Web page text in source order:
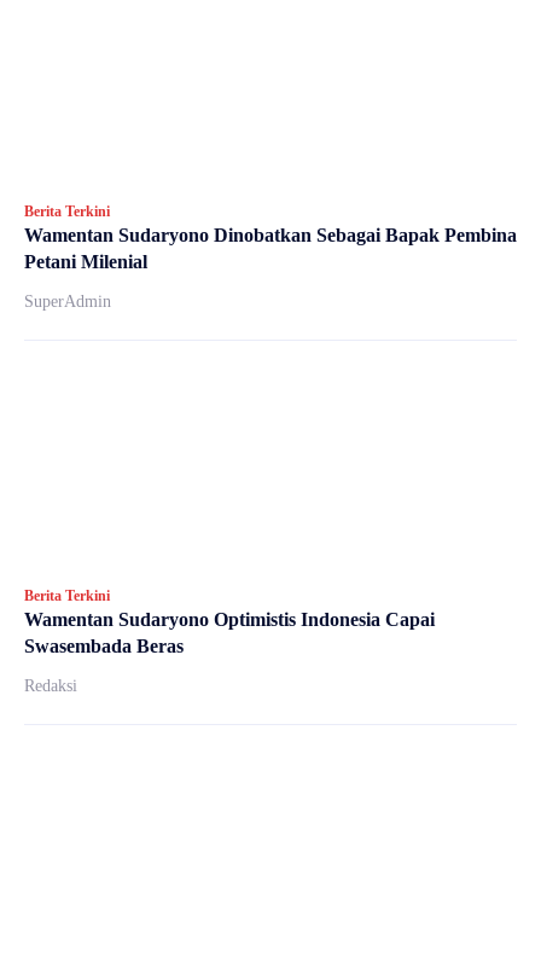
Berita Terkini
Wamentan Sudaryono Dinobatkan Sebagai Bapak Pembina
Petani Milenial
SuperAdmin
Berita Terkini
Wamentan Sudaryono Optimistis Indonesia Capai
Swasembada Beras
Redaksi